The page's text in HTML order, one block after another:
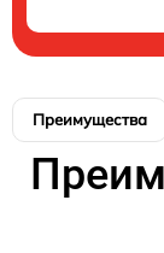
Преимущества